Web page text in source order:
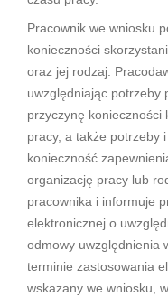
Pracownik we wniosku
konieczności
oraz jej rodzaj.
uwzględniając potrzeby
przyczynę konieczności
pracy, a także potrzeby
konieczność
organizację pracy lub
pracownika i informuje
elektronicznej o
odmowy uwzględnienia
terminie zastosowania
wskazany we wniosku,